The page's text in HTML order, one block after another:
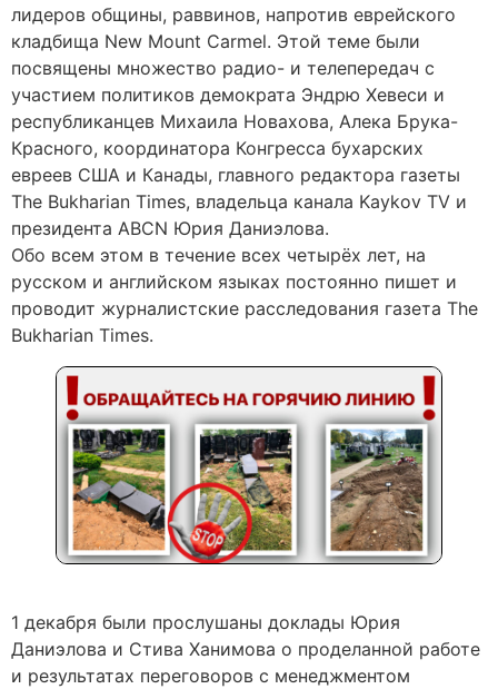
лидеров общины, раввинов, напротив еврейского
кладбища New Mount Carmel. Этой теме были
посвящены множество радио- и телепередач с
участием политиков демократа Эндрю Хевеси и
республиканцев Михаила Новахова, Алека Брука-
Красного, координатора Конгресса бухарских
евреев США и Канады, главного редактора газеты
The Bukharian Times, владельца канала Kaykov TV и
президента ABCN Юрия Даниэлова.
Обо всем этом в течение всех четырёх лет, на
русском и английском языках постоянно пишет и
проводит журналистские расследования газета The
Bukharian Times.
1 декабря были прослушаны доклады Юрия
Даниэлова и Стива Ханимова о проделанной работе
и результатах переговоров с менеджментом